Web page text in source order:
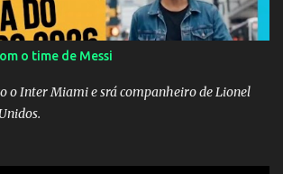
o time de Messi
o Inter Miami e srá companheiro de Lionel